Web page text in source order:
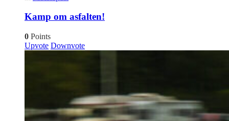
Kamp om asfalten!
0 Points
Upvote Downvote